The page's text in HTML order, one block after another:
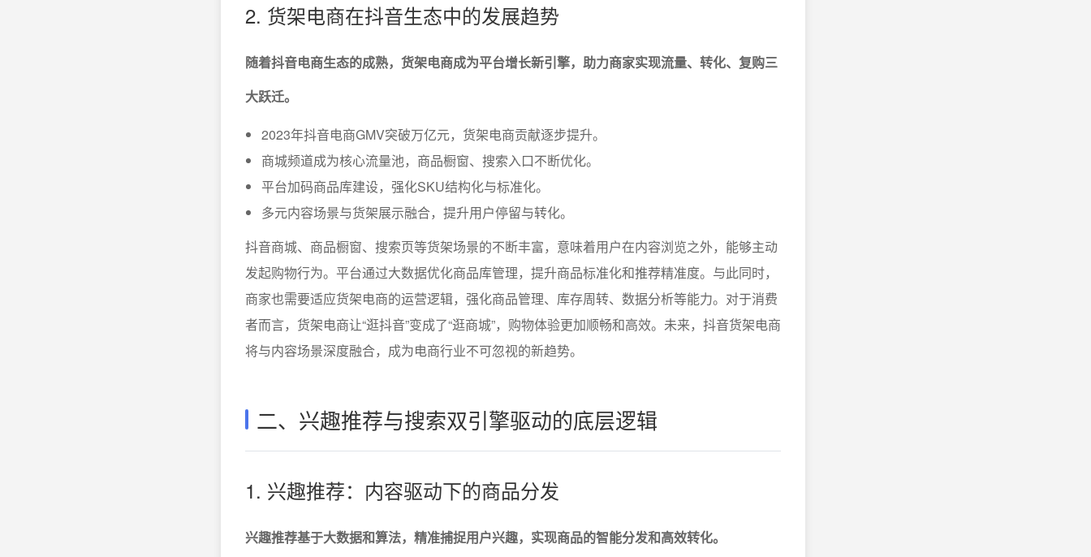
2. 货架电商在抖音生态中的发展趋势
随着抖音电商生态的成熟，货架电商成为平台增长新引擎，助力商家实现流量、转化、复购三
大跃迁。
2023年抖音电商GMV突破万亿元，货架电商贡献逐步提升。
商城频道成为核心流量池，商品橱窗、搜索入口不断优化。
平台加码商品库建设，强化SKU结构化与标准化。
多元内容场景与货架展示融合，提升用户停留与转化。
抖音商城、商品橱窗、搜索页等货架场景的不断丰富，意味着用户在内容浏览之外，能够主动
发起购物行为。平台通过大数据优化商品库管理，提升商品标准化和推荐精准度。与此同时，
商家也需要适应货架电商的运营逻辑，强化商品管理、库存周转、数据分析等能力。对于消费
者而言，货架电商让“逛抖音”变成了“逛商城”，购物体验更加顺畅和高效。未来，抖音货架电商
将与内容场景深度融合，成为电商行业不可忽视的新趋势。
二、兴趣推荐与搜索双引擎驱动的底层逻辑
1. 兴趣推荐：内容驱动下的商品分发
兴趣推荐基于大数据和算法，精准捕捉用户兴趣，实现商品的智能分发和高效转化。